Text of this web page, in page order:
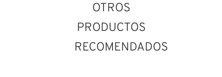
OTROS
PRODUCTOS
RECOMENDADOS